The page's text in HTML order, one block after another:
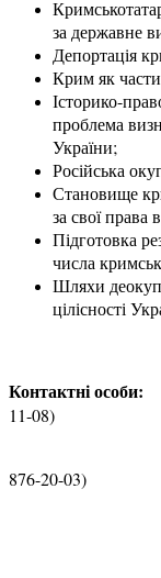
за державне
Депортація
Крим як
Історико-
проблема
України;
Російська
Становище
за свої права
Підготовка
числа
Шляхи
цілісності
Контактні особи:
11-08)
Калько
876-20-03)